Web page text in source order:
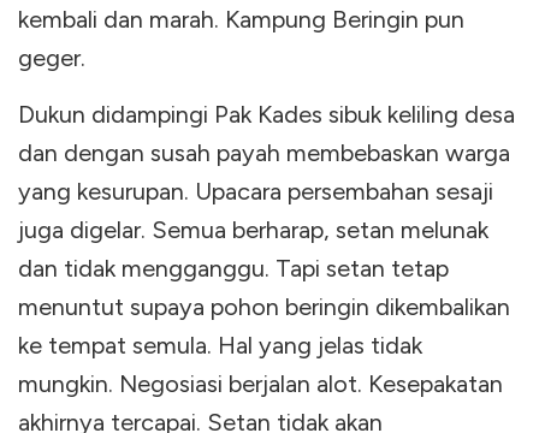
kembali dan marah. Kampung Beringin pun
geger.
Dukun didampingi Pak Kades sibuk keliling desa
dan dengan susah payah membebaskan warga
yang kesurupan. Upacara persembahan sesaji
juga digelar. Semua berharap, setan melunak
dan tidak mengganggu. Tapi setan tetap
menuntut supaya pohon beringin dikembalikan
ke tempat semula. Hal yang jelas tidak
mungkin. Negosiasi berjalan alot. Kesepakatan
akhirnya tercapai. Setan tidak akan